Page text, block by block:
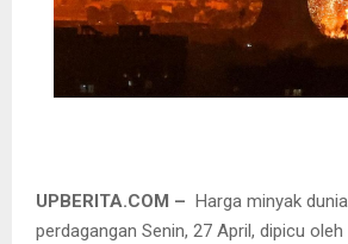
UPBERITA.COM – Harga minyak
perdagangan Senin, 27 April, dipicu